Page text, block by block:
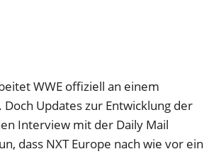
WWE offiziell an einem
Updates zur Entwicklung der
Interview mit der Daily Mail
dass NXT Europe nach wie vor ein